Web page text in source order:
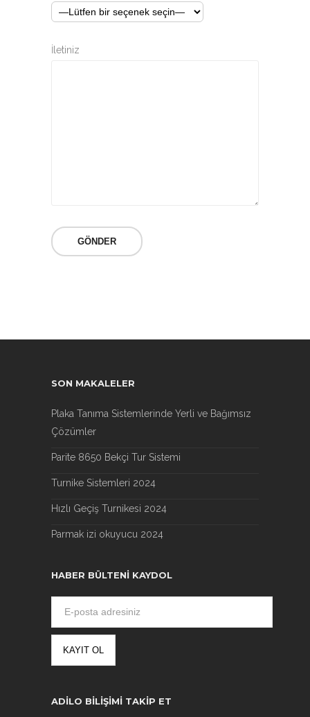
İletiniz
SON MAKALELER
Plaka Tanıma Sistemlerinde Yerli ve Bağımsız
Çözümler
Parite 8650 Bekçi Tur Sistemi
Turnike Sistemleri 2024
Hızlı Geçiş Turnikesi 2024
Parmak izi okuyucu 2024
HABER BÜLTENI KAYDOL
ADILO BILIŞIMI TAKIP ET